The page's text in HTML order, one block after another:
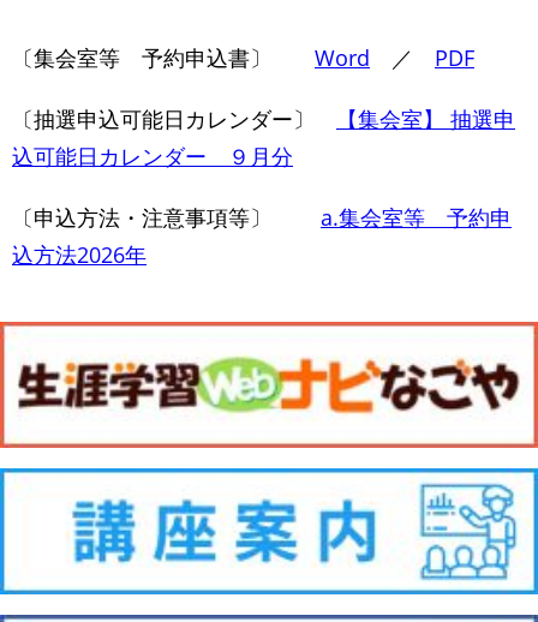
〔集会室等 予約申込書〕 Word ／ PDF
〔抽選申込可能日カレンダー〕
【集会室】 抽選申
込可能日カレンダー ９月分
〔申込方法・注意事項等〕 a.集会室等 予約申
込方法2026年